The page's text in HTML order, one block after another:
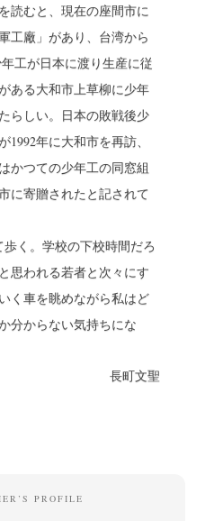
読むと、現在の座間市に
工廠」があり、台湾から
工が日本に渡り生産に従
ある大和市上草柳に少年
らしい。日本の敗戦後少
年に大和市を再訪、
かつての少年工の同窓組
に寄贈されたと記されて
く。学校の下校時間だろ
思われる若者と次々にす
く車を眺めながら私はど
分からない気持ちにな
長町文聖
PROFILE